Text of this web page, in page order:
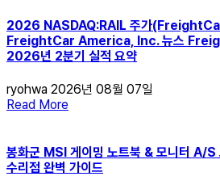
2026 NASDAQ:RAIL 주가
FreightCar America, Inc. 뉴스
2026년 2분기 실적 요약
ryohwa 2026년 08월 07일
Read More
봉화군 MSI 게이밍 노트북 & 모니터 A/S
수리점 완벽 가이드